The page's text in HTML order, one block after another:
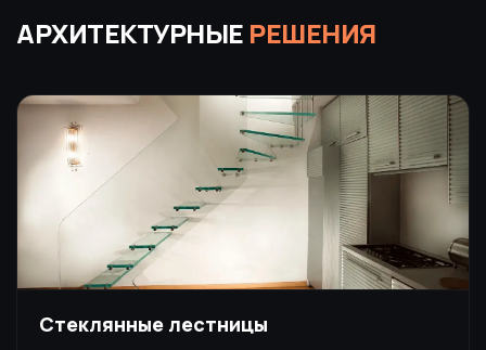
АРХИТЕКТУРНЫЕ РЕШЕНИЯ
Стеклянные лестницы